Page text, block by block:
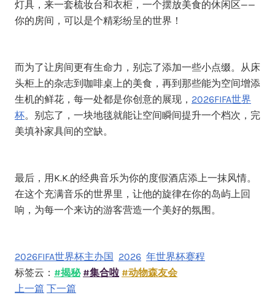
灯具，来一套梳妆台和衣柜，一个摆放美食的休闲区——
你的房间，可以是个精彩纷呈的世界！
而为了让房间更有生命力，别忘了添加一些小点缀。从床
头柜上的杂志到咖啡桌上的美食，再到那些能为空间增添
生机的鲜花，每一处都是你创意的展现， 2026FIFA世界
杯。别忘了，一块地毯就能让空间瞬间提升一个档次，完
美填补家具间的空缺。
最后，用K.K.的经典音乐为你的度假酒店添上一抹风情。
在这个充满音乐的世界里，让他的旋律在你的岛屿上回
响，为每一个来访的游客营造一个美好的氛围。
2026FIFA世界杯主办国 2026 年世界杯赛程
标签云： #揭秘 #集合啦 #动物森友会
上一篇 下一篇